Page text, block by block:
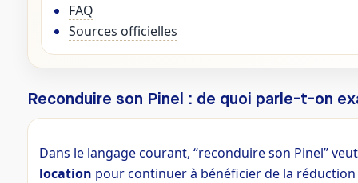
FAQ
Sources officielles
Reconduire son Pinel : de quoi parle-t-on
Dans le langage courant, “reconduire son Pinel”
location pour continuer à bénéficier de la